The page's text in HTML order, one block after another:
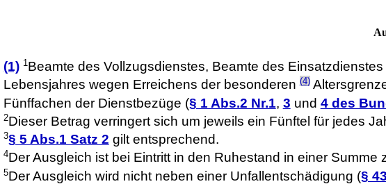
(1) 1Beamte des Vollzugsdienstes, Beamte des
Lebensjahres wegen Erreichens der besonderen(4)
Fünffachen der Dienstbezüge (§ 1 Abs.2 Nr.1, 3 und 4 des
2Dieser Betrag verringert sich um jeweils ein Fünftel für jedes
3§ 5 Abs.1 Satz 2 gilt entsprechend.
4Der Ausgleich ist bei Eintritt in den Ruhestand in einer Summe
5Der Ausgleich wird nicht neben einer Unfallentschädigung (§ 43